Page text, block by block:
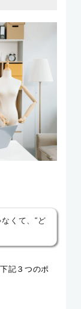
くて、“ど
記３つのポ